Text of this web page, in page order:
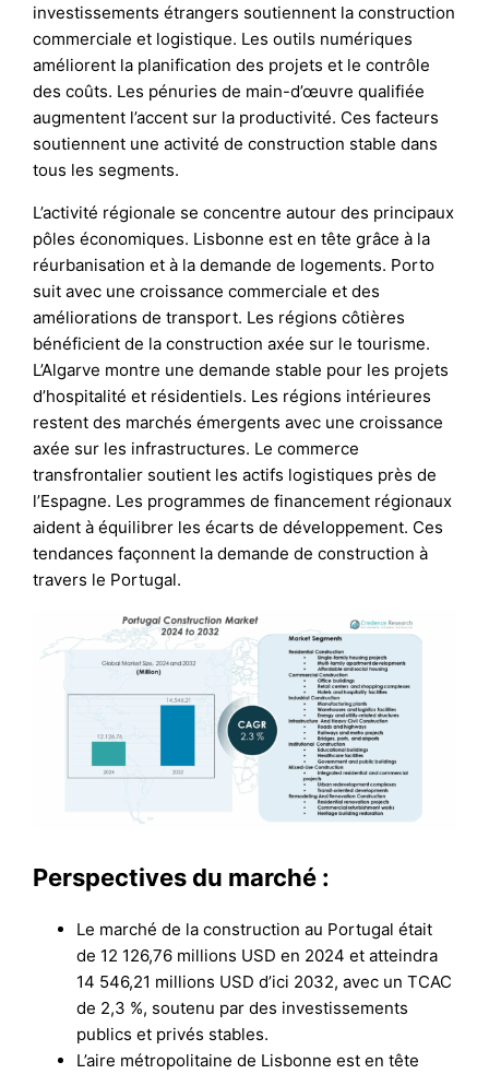
investissements étrangers soutiennent la construction
commerciale et logistique. Les outils numériques
améliorent la planification des projets et le contrôle
des coûts. Les pénuries de main-d’œuvre qualifiée
augmentent l’accent sur la productivité. Ces facteurs
soutiennent une activité de construction stable dans
tous les segments.
L’activité régionale se concentre autour des principaux
pôles économiques. Lisbonne est en tête grâce à la
réurbanisation et à la demande de logements. Porto
suit avec une croissance commerciale et des
améliorations de transport. Les régions côtières
bénéficient de la construction axée sur le tourisme.
L’Algarve montre une demande stable pour les projets
d’hospitalité et résidentiels. Les régions intérieures
restent des marchés émergents avec une croissance
axée sur les infrastructures. Le commerce
transfrontalier soutient les actifs logistiques près de
l’Espagne. Les programmes de financement régionaux
aident à équilibrer les écarts de développement. Ces
tendances façonnent la demande de construction à
travers le Portugal.
Perspectives du marché :
Le marché de la construction au Portugal était
de 12 126,76 millions USD en 2024 et atteindra
14 546,21 millions USD d’ici 2032, avec un TCAC
de 2,3 %, soutenu par des investissements
publics et privés stables.
L’aire métropolitaine de Lisbonne est en tête